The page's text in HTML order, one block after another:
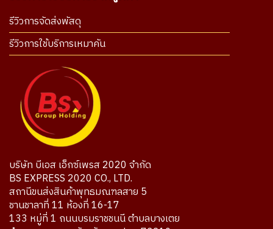
รีวิวการจัดส่งพัสดุ
รีวิวการใช้บริการเหมาคัน
บริษัท บีเอส เอ็กซ์เพรส 2020 จำกัด
BS EXPRESS 2020 CO., LTD.
สถานีขนส่งสินค้าพุทธมณฑลสาย 5
ชานชาลาที่ 11 ห้องที่ 16-17
133 หมู่ที่ 1 ถนนบรมราชชนนี ตำบลบางเตย